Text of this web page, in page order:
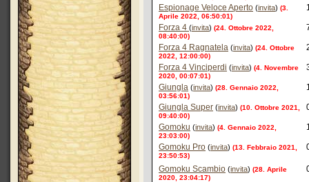
Espionage Veloce Aperto (invita) (3.
Aprile 2022, 06:50:01)
Forza 4 (invita) (24. Ottobre 2022,
08:40:00)
Forza 4 Ragnatela (invita) (24. Ottobre
2022, 12:00:00)
Forza 4 Vinciperdi (invita) (4. Novembre
2020, 00:07:01)
Giungla (invita) (28. Gennaio 2022,
03:56:01)
Giungla Super (invita) (10. Ottobre 2021,
09:40:00)
Gomoku (invita) (4. Gennaio 2022,
23:03:00)
Gomoku Pro (invita) (13. Febbraio 2021,
23:50:53)
Gomoku Scambio (invita) (28. Aprile
2020, 23:04:17)